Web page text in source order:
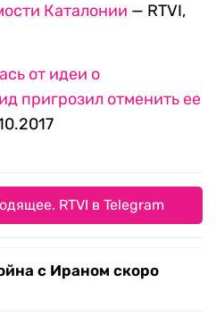
Каталонии — RTVI,
от идеи о
пригрозил отменить ее
RTVI в Telegram
с Ираном скоро